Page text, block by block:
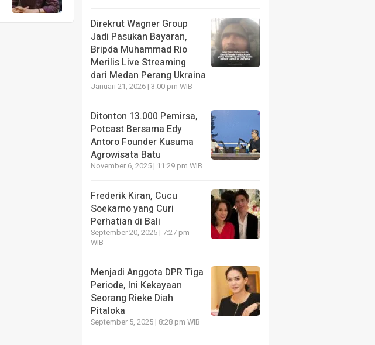
Direkrut Wagner Group
Jadi Pasukan Bayaran,
Bripda Muhammad Rio
Merilis Live Streaming
dari Medan Perang Ukraina
Januari 21, 2026 | 3:00 pm WIB
Ditonton 13.000 Pemirsa,
Potcast Bersama Edy
Antoro Founder Kusuma
Agrowisata Batu
November 6, 2025 | 11:29 pm WIB
Frederik Kiran, Cucu
Soekarno yang Curi
Perhatian di Bali
September 20, 2025 | 7:27 pm
WIB
Menjadi Anggota DPR Tiga
Periode, Ini Kekayaan
Seorang Rieke Diah
Pitaloka
September 5, 2025 | 8:28 pm WIB